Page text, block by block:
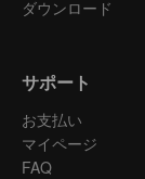
ダウンロード
サポート
お支払い
マイページ
FAQ